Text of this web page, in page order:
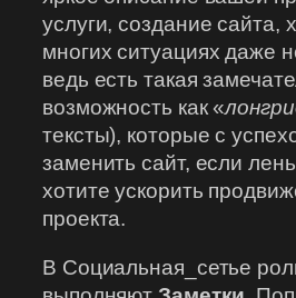
услуги, создание сайта,
многих ситуациях даже
ведь есть такая
возможность как «
тексты), которые с
заменить сайт, если
хотите ускорить
проекта.
В Социальная_сетье